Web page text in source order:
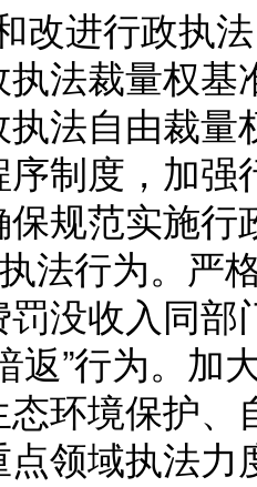
进行政执法
执法裁量权
法自由裁
制度，加
规范实施
法行为。严
没收入同
返”行为。加
环境保护
领域执法